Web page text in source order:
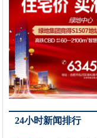
24小时新闻排行